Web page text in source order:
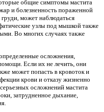
общие симптомы мастита
и болезненность пораженной
может наблюдаться
узлы под мышкой также
Во многих случаях также
осложнения,
Если их не лечить, они
может попасть в кровоток и
крови и отказу жизненно
осложнений мастита
затрудненное дыхание,